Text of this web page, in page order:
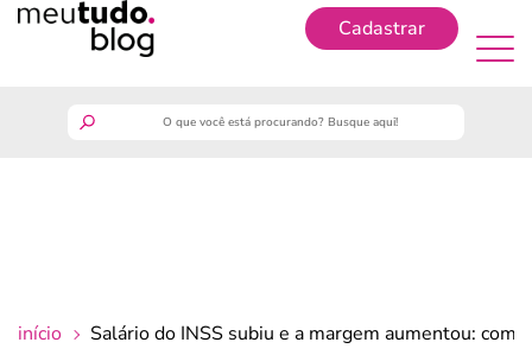
Cadastrar
início Salário do INSS subiu e a margem aumentou: